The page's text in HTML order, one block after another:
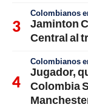
Colombianos
Jaminton
Central al
Colombianos
Jugador,
Colombia